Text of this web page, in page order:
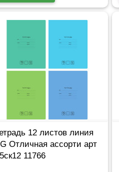
12 листов линия
Отличная ассорти арт
11766